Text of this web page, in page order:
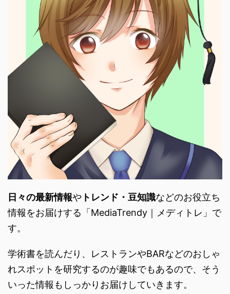
日々の最新情報や トレンド・ 豆知識などのお役立ち
情報をお届けする「 MediaTrendy｜メディトレ」で
す。
学術書を読んだり、 レストランやBARなどのおしゃ
れスポットを研究するのが趣味でもあるので、 そう
いった情報もしっかりお届けしていきます。